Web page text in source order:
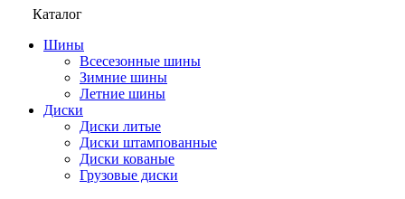
Каталог
Шины
Всесезонные шины
Зимние шины
Летние шины
Диски
Диски литые
Диски штампованные
Диски кованые
Грузовые диски